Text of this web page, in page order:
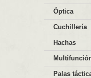
Óptica
Cuchillería
Hachas
Palas